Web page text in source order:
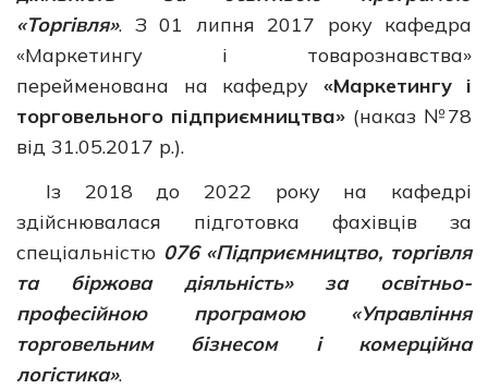
«Торгівля». З 01 липня 2017 року кафедра
«Маркетингу і товарознавства»
перейменована на кафедру «Маркетингу і
торговельного підприємництва» (наказ №78
від 31.05.2017 р.).
Із 2018 до 2022 року на кафедрі
здійснювалася підготовка фахівців за
спеціальністю 076 «Підприємництво, торгівля
та біржова діяльність»
за освітньо-
професійною програмою «Управління
торговельним бізнесом і комерційна
логістика».